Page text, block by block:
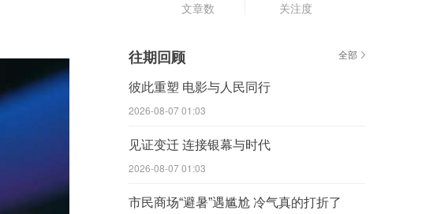
文章数 关注度
往期回顾 全部
彼此重塑 电影与人民同行
2026-08-07 01:03
见证变迁 连接银幕与时代
2026-08-07 01:03
市民商场“避暑”遇尴尬 冷气真的打折了